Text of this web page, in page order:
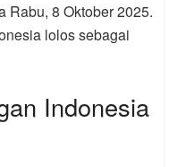
Rabu, 8 Oktober 2025.
lolos sebagai
Indonesia